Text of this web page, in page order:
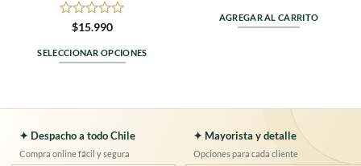
Valorado
0
de
$15.990
SELECCIONAR OPCIONES
variantes.
Las
0
de
AGREGAR AL CARRITO
✦ Despacho a todo Chile
Compra online fácil y segura
✦ Mayorista y detalle
Opciones para cada cliente